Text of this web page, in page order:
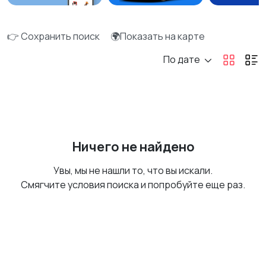
👉 Сохранить поиск
🌍Показать на карте
По дате
Ничего не найдено
Увы, мы не нашли то, что вы искали.
Смягчите условия поиска и попробуйте еще раз.